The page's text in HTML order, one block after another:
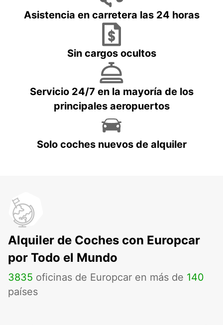
Asistencia en carretera las 24 horas
Sin cargos ocultos
Servicio 24/7 en la mayoría de los
principales aeropuertos
Solo coches nuevos de alquiler
Alquiler de Coches con Europcar
por Todo el Mundo
3835 oficinas de Europcar en más de 140
países